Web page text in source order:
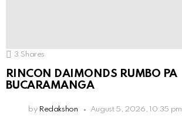
3 Shares
RINCON DAIMONDS RUMBO PA
BUCARAMANGA
by Redakshon August 5, 2026, 10:35 pm